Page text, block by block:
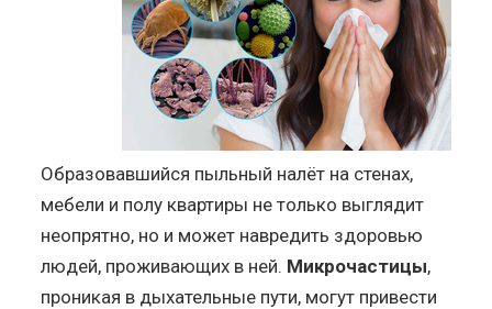
Образовавшийся пыльный налёт на стенах,
мебели и полу квартиры не только выглядит
неопрятно, но и может навредить здоровью
людей, проживающих в ней. Микрочастицы,
проникая в дыхательные пути, могут привести